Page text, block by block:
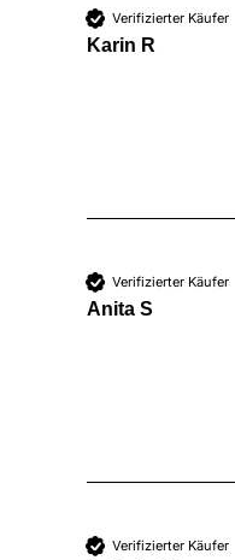
Verifizierter Käufer
Karin R
Verifizierter Käufer
Anita S
Verifizierter Käufer